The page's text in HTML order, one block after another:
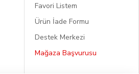
Favori Listem
Ürün İade Formu
Destek Merkezi
Mağaza Başvurusu